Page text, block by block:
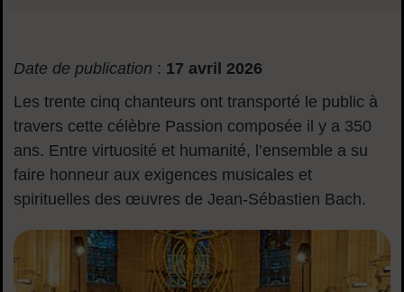
Sommaire
Date de publication : 17 avril 2026
Les trente cinq chanteurs ont transporté le public à
travers cette célèbre Passion composée il y a 350
ans. Entre virtuosité et humanité, l’ensemble a su
faire honneur aux exigences musicales et
spirituelles des œuvres de Jean-Sébastien Bach.